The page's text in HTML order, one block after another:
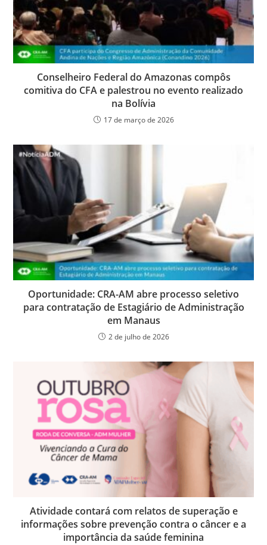
Conselheiro Federal do Amazonas compôs
comitiva do CFA e palestrou no evento realizado
na Bolívia
17 de março de 2026
Oportunidade: CRA-AM abre processo seletivo
para contratação de Estagiário de Administração
em Manaus
2 de julho de 2026
Atividade contará com relatos de superação e
informações sobre prevenção contra o câncer e a
importância da saúde feminina